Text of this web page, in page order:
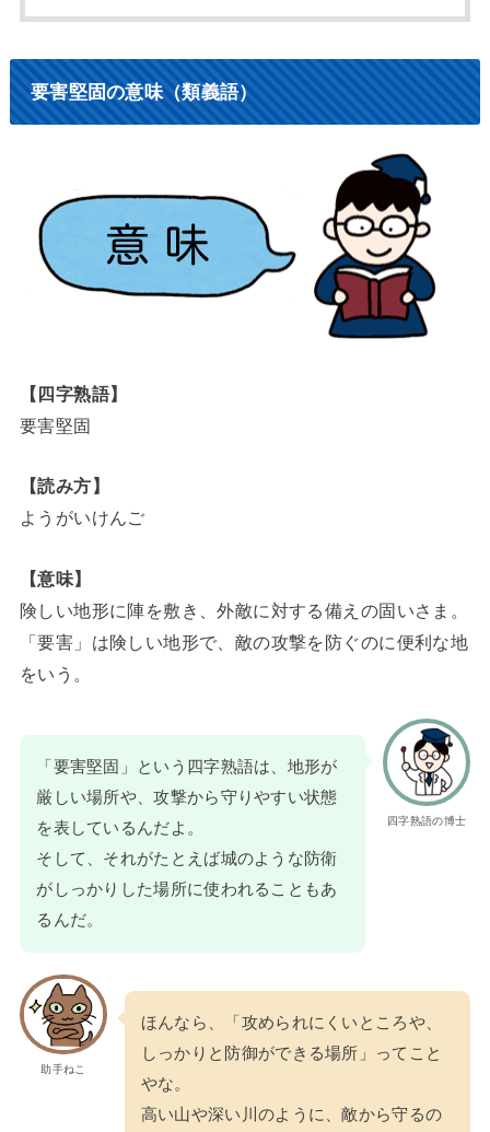
要害堅固の意味（類義語）
【四字熟語】
要害堅固
【読み方】
ようがいけんご
【意味】
険しい地形に陣を敷き、外敵に対する備えの固いさま。
「要害」は険しい地形で、敵の攻撃を防ぐのに便利な地
をいう。
四字熟語の博士
「要害堅固」という四字熟語は、地形が
厳しい場所や、攻撃から守りやすい状態
を表しているんだよ。
そして、それがたとえば城のような防衛
がしっかりした場所に使われることもあ
るんだ。
助手ねこ
ほんなら、「攻められにくいところや、
しっかりと防御ができる場所」ってこと
やな。
高い山や深い川のように、敵から守るの